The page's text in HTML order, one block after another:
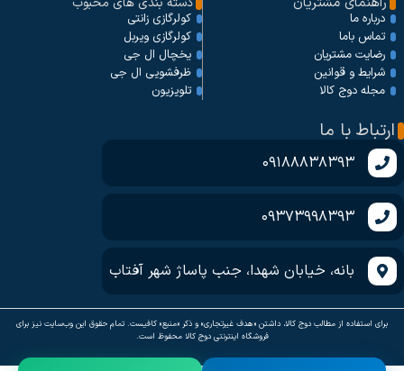
درباره ما
تماس باما
رضایت مشتریان
شرایط و قوانین
مجله دوج کالا
کولرگازی زانتی
کولرگازی ویربل
یخچال ال جی
ظرفشویی ال جی
تلویزیون
ارتباط با ما
09188838393
09373998393
بانه، خیابان شهدا، جنب پاساژ شهر آفتاب
برای استفاده از مطالب دوج کالا، داشتن «هدف غیرتجاری» و ذکر «منبع» کافیست. تمام حقوق اين وب‌سايت نیز برای
فروشگاه اینترنتی دوج کالا محفوظ است.